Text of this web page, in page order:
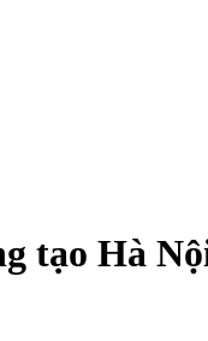
tạo Hà